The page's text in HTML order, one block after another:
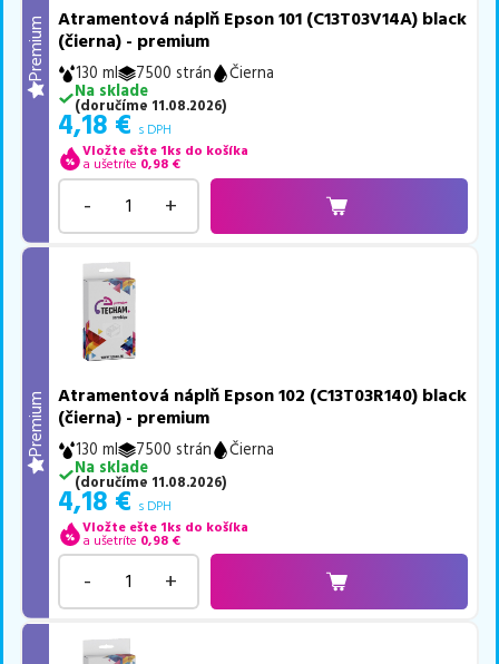
Premium
Atramentová náplň Epson 101 (C13T03V14A) black
(čierna) - premium
130 ml 7500 strán
Čierna
Na sklade
(doručíme 11.08.2026)
4,18 € s DPH
Vložte ešte 1ks do košíka
a ušetríte 0,98 €
- +
Premium
Atramentová náplň Epson 102 (C13T03R140) black
(čierna) - premium
130 ml 7500 strán
Čierna
Na sklade
(doručíme 11.08.2026)
4,18 € s DPH
Vložte ešte 1ks do košíka
a ušetríte 0,98 €
- +